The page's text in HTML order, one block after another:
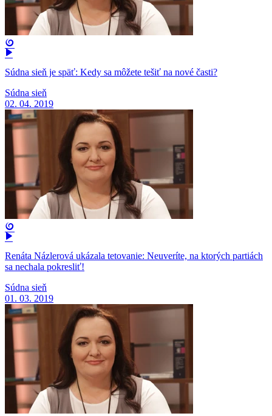
Súdna sieň je späť: Kedy sa môžete tešiť na nové časti?
Súdna sieň
02. 04. 2019
Renáta Názlerová ukázala tetovanie: Neuveríte, na ktorých partiách
sa nechala pokresliť!
Súdna sieň
01. 03. 2019